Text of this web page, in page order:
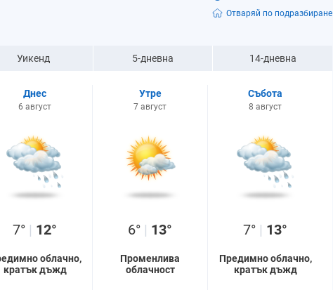
Отваряй по подразбиране
Уикенд 5-дневна 14-дневна
Днес
6 август
7° | 12°
облачно,
кратък дъжд
Утре
7 август
6° | 13°
Променлива
облачност
Събота
8 август
7° | 13°
Предимно облачно,
кратък дъжд